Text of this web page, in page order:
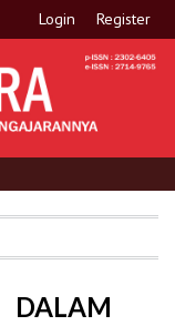
Login Register
DALAM